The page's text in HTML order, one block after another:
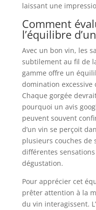
laissant une
Comment
l’équilibre
Avec un bon vin, les
subtilement au fil de
gamme offre un
domination excessive
Chaque gorgée
pourquoi un avis
peuvent souvent
d’un vin se perçoit
plusieurs couches de
différentes
dégustation.
Pour apprécier cet
prêter attention à la
du vin interagissent.